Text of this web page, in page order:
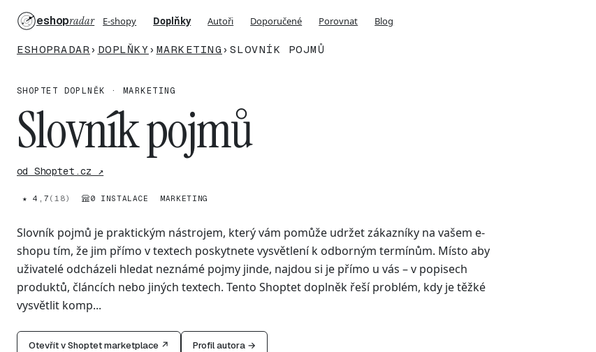
eshopradar E-shopy Doplňky Autoři Doporučené Porovnat Blog
ESHOPRADAR › DOPLŇKY › MARKETING › SLOVNÍK POJMŮ
SHOPTET DOPLNĚK · MARKETING
Slovník pojmů
od Shoptet.cz ↗
★ 4,7 (18) 0 INSTALACE MARKETING
Slovník pojmů je praktickým nástrojem, který vám pomůže udržet zákazníky na vašem e-
shopu tím, že jim přímo v textech poskytnete vysvětlení k odborným termínům. Místo aby
uživatelé odcházeli hledat neznámé pojmy jinde, najdou si je přímo u vás – v popisech
produktů, článcích nebo jiných textech. Tento Shoptet doplněk řeší problém, kdy je těžké
vysvětlit komp...
Otevřít v Shoptet marketplace ↗ Profil autora →